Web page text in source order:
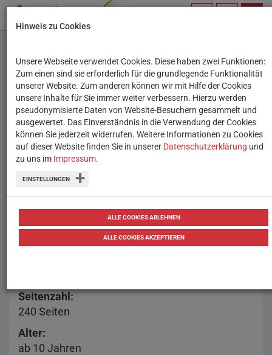
Sprichst du Schokolade
Was tun, wenn man aus
unterschiedlichen Kulturen kommt und
nicht die selbe Sprache spricht? Ganz
einfach: Josie tauscht mit ihrer neuen
Mitschülerin Süßigkeiten aus.
AutorIn
Seitenzahl
240 Seiten
Alter
ab 10 Jahren
Hinweis zu Cookies
Unsere Webseite verwendet Cookies. Diese haben zwei Funktionen:
Zum einen sind sie erforderlich für die grundlegende Funktionalität
unserer Website. Zum anderen können wir mit Hilfe der Cookies
unsere Inhalte für Sie immer weiter verbessern. Hierzu werden
pseudonymisierte Daten von Website-Besuchern gesammelt und
ausgewertet. Das Einverständnis in die Verwendung der Cookies
können Sie jederzeit widerrufen. Weitere Informationen zu Cookies
auf dieser Website finden Sie in unserer Datenschutzerklärung und
zu uns im Impressum.
EINSTELLUNGEN
ALLE COOKIES ABLEHNEN
ALLE COOKIES AKZEPTIEREN